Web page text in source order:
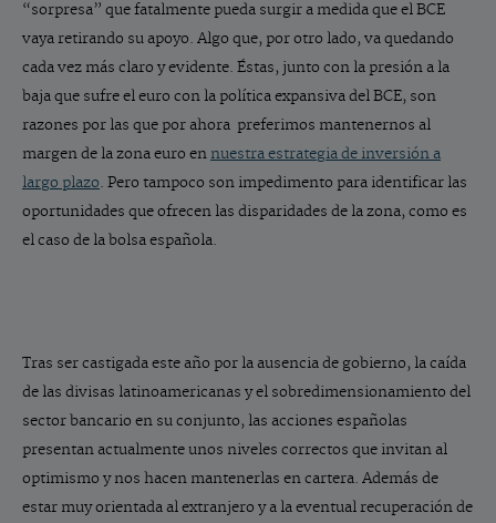
“sorpresa” que fatalmente pueda surgir a medida que el BCE
vaya retirando su apoyo. Algo que, por otro lado, va quedando
cada vez más claro y evidente. Éstas, junto con la presión a la
baja que sufre el euro con la política expansiva del BCE, son
razones por las que por ahora preferimos mantenernos al
margen de la zona euro en nuestra estrategia de inversión a
largo plazo. Pero tampoco son impedimento para identificar las
oportunidades que ofrecen las disparidades de la zona, como es
el caso de la bolsa española.
Tras ser castigada este año por la ausencia de gobierno, la caída
de las divisas latinoamericanas y el sobredimensionamiento del
sector bancario en su conjunto, las acciones españolas
presentan actualmente unos niveles correctos que invitan al
optimismo y nos hacen mantenerlas en cartera. Además de
estar muy orientada al extranjero y a la eventual recuperación de